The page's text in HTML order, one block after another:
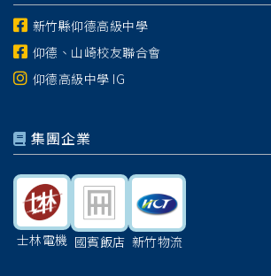
新竹縣仰德高級中學
仰德、山崎校友聯合會
仰德高級中學 IG
集團企業
士林電機 國賓飯店 新竹物流